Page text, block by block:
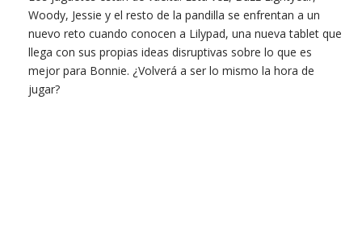
Woody, Jessie y el resto de la pandilla se enfrentan a un
nuevo reto cuando conocen a Lilypad, una nueva tablet que
llega con sus propias ideas disruptivas sobre lo que es
mejor para Bonnie. ¿Volverá a ser lo mismo la hora de
jugar?